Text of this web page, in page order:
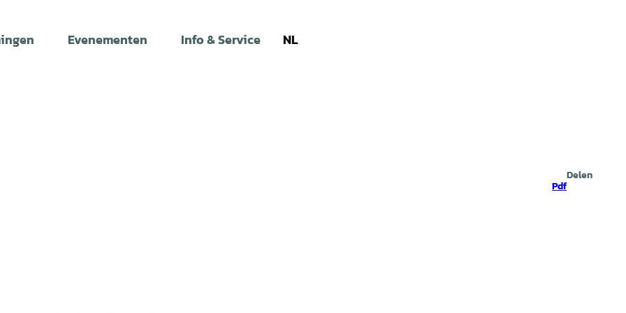
Evenementen Info & Service NL
Pdf
Delen